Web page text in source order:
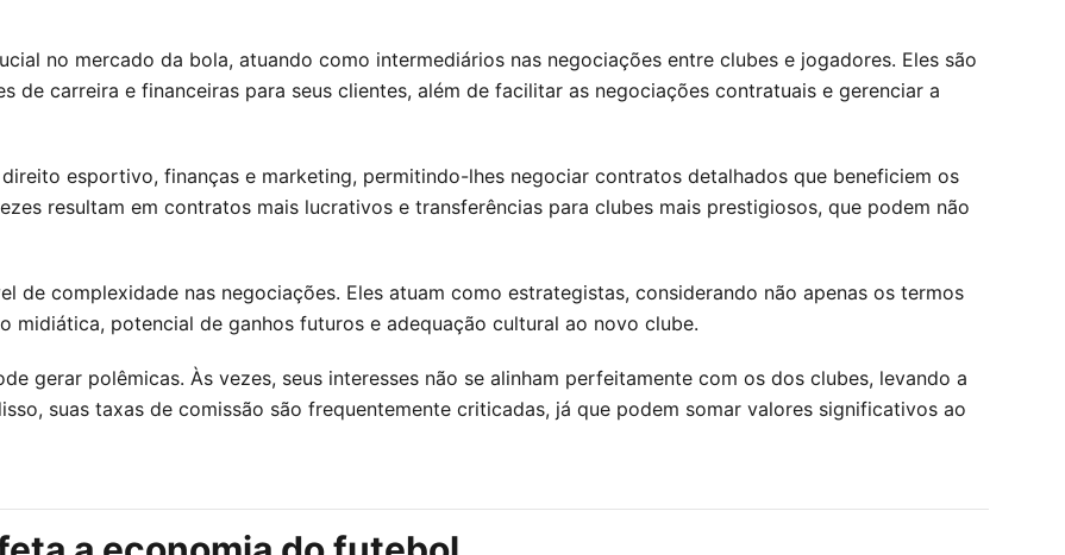
no mercado da bola, atuando como intermediários nas negociações entre clubes e jogadores. Eles são
de carreira e financeiras para seus clientes, além de facilitar as negociações contratuais e gerenciar a
esportivo, finanças e marketing, permitindo-lhes negociar contratos detalhados que beneficiem os
resultam em contratos mais lucrativos e transferências para clubes mais prestigiosos, que podem não
de complexidade nas negociações. Eles atuam como estrategistas, considerando não apenas os termos
midiática, potencial de ganhos futuros e adequação cultural ao novo clube.
gerar polêmicas. Às vezes, seus interesses não se alinham perfeitamente com os dos clubes, levando a
suas taxas de comissão são frequentemente criticadas, já que podem somar valores significativos ao